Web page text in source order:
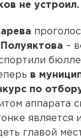
не устроил.
–
в
по
аппарата
является
главой